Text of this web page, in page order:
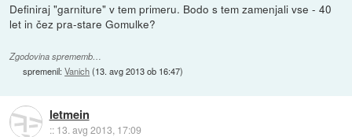
Definiraj "garniture" v tem primeru. Bodo s tem zamenjali vse - 40
let in čez pra-stare Gomulke?
Zgodovina sprememb…
spremenil:Vanich(13. avg 2013 ob 16:47)
letmein
:: 13. avg 2013, 17:09